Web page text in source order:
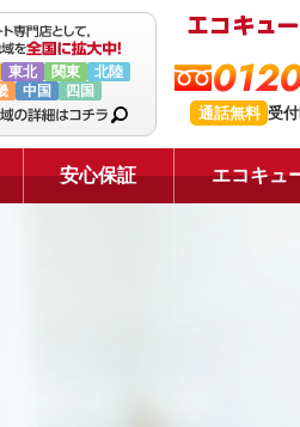
東北 関東
北陸
中国 四国
通話無料 受
安心保証 エコキュ